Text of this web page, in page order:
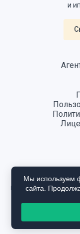
и
Информация,
и
подробной
Мы используем
сайта.